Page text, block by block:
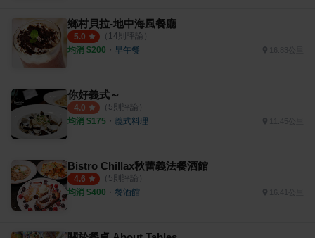
鄉村貝拉-地中海風餐廳
5.0 （ 14則評論）
均消 $200 ・ 早午餐
你好義式～
4.0 （ 5則評論）
均消 $175 ・ 義式料理 11.45公里
Bistro Chillax秋蕾義法餐酒館
4.6 （ 5則評論）
均消 $400 ・ 餐酒館 16.41公里